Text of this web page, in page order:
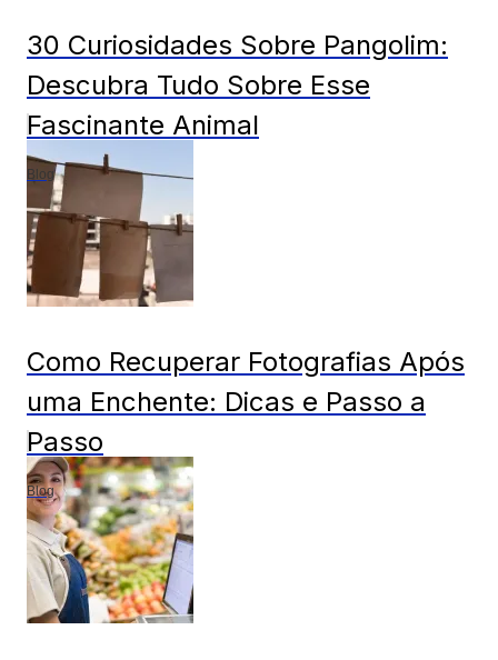
30 Curiosidades Sobre Pangolim:
Descubra Tudo Sobre Esse
Fascinante Animal
Blog
Como Recuperar Fotografias Após
uma Enchente: Dicas e Passo a
Passo
Blog